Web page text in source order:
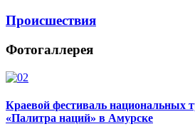
Происшествия
Фотогаллерея
Краевой фестиваль национальных
«Палитра наций» в Амурске